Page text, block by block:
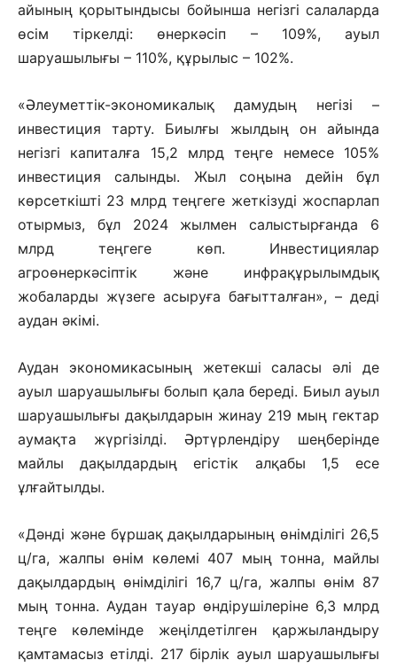
айының қорытындысы бойынша негізгі салаларда
өсім тіркелді: өнеркәсіп – 109%, ауыл
шаруашылығы – 110%, құрылыс – 102%.
«Әлеуметтік-экономикалық дамудың негізі –
инвестиция тарту. Биылғы жылдың он айында
негізгі капиталға 15,2 млрд теңге немесе 105%
инвестиция салынды. Жыл соңына дейін бұл
көрсеткішті 23 млрд теңгеге жеткізуді жоспарлап
отырмыз, бұл 2024 жылмен салыстырғанда 6
млрд теңгеге көп. Инвестициялар
агроөнеркәсіптік және инфрақұрылымдық
жобаларды жүзеге асыруға бағытталған», – деді
аудан әкімі.
Аудан экономикасының жетекші саласы әлі де
ауыл шаруашылығы болып қала береді. Биыл ауыл
шаруашылығы дақылдарын жинау 219 мың гектар
аумақта жүргізілді. Әртүрлендіру шеңберінде
майлы дақылдардың егістік алқабы 1,5 есе
ұлғайтылды.
«Дәнді және бұршақ дақылдарының өнімділігі 26,5
ц/га, жалпы өнім көлемі 407 мың тонна, майлы
дақылдардың өнімділігі 16,7 ц/га, жалпы өнім 87
мың тонна. Аудан тауар өндірушілеріне 6,3 млрд
теңге көлемінде жеңілдетілген қаржыландыру
қамтамасыз етілді. 217 бірлік ауыл шаруашылығы